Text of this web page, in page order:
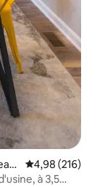
Évaluation
4,98 (216)
à 3,5